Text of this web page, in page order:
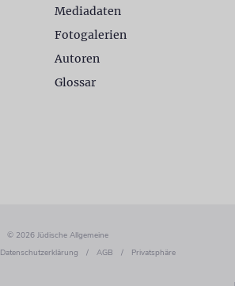
Mediadaten
Fotogalerien
Autoren
Glossar
© 2026 Jüdische Allgemeine
Datenschutzerklärung / AGB / Privatsphäre